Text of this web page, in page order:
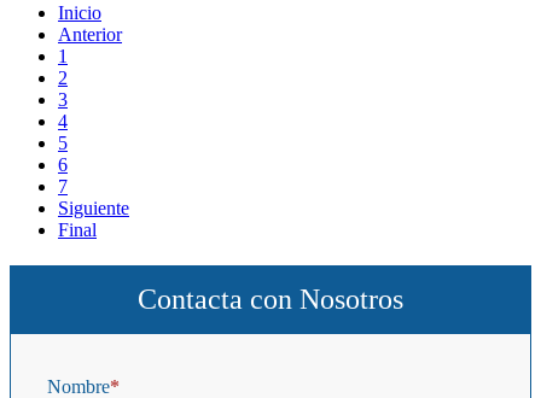
Inicio
Anterior
1
2
3
4
5
6
7
Siguiente
Final
Contacta con Nosotros
Nombre